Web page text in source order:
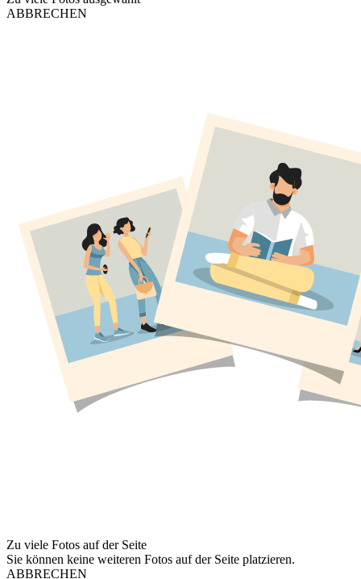
ABBRECHEN
Zu viele Fotos auf der Seite
Sie können keine weiteren Fotos auf der Seite platzieren.
ABBRECHEN